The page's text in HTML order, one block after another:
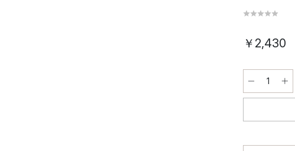
￥2,430